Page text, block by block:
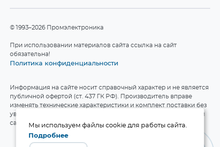
©1993–2026 Промэлектроника
При использовании материалов сайта ссылка на сайт
обязательна!
Политика конфиденциальности
Информация на сайте носит справочный характер и не является
публичной офертой (ст. 437 ГК РФ). Производитель вправе
изменять технические характеристики и комплект поставки без
уведомления. Актуальные данные приведены на официальном
сайте производителя.
Мы используем файлы cookie для работы сайта.
Подробнее